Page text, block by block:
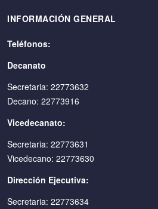
INFORMACIÓN GENERAL
Teléfonos:
Decanato
Secretaria: 22773632
Decano: 22773916
Vicedecanato:
Secretaria: 22773631
Vicedecano: 22773630
Dirección Ejecutiva:
Secretaria: 22773634